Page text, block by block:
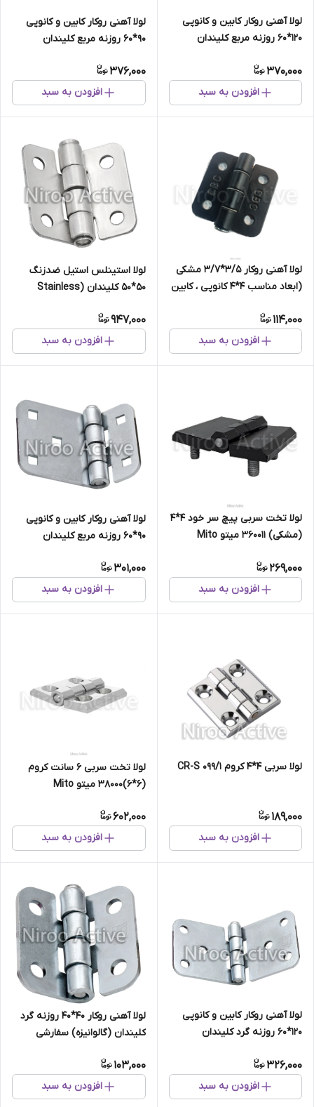
لولا آهنی روکار کابین و کانوپی
۱۲۰*۶۰ روزنه مربع کلیندان
370,000
افزودن به سبد
لولا آهنی روکار کابین و کانوپی
۹۰*۶۰ روزنه مربع کلیندان
376,000
افزودن به سبد
لولا آهنی روکار 3/5*3/7 مشکی
(ابعاد مناسب 4*4 کانوپی ، کابین
114,000
افزودن به سبد
لولا استینلس استیل ضدزنگ
۵۰*۵۰ کلیندان (Stainless
947,000
افزودن به سبد
لولا تخت سربی پیچ سر خود ۴*۴
(مشکی) ۳۶۰۰۱۱ میتو Mito
269,000
افزودن به سبد
لولا آهنی روکار کابین و کانوپی
۹۰*۶۰ روزنه مربع کلیندان
301,000
افزودن به سبد
لولا سربی ۴*۴ کروم ۰۹۹/۱ CR-S
189,000
افزودن به سبد
لولا تخت سربی ۶ سانت کروم
(۶*۶)۳۸۰۰۰ میتو Mito
602,000
افزودن به سبد
لولا آهنی روکار کابین و کانوپی
۱۲۰*۶۰ روزنه گرد کلیندان
326,000
افزودن به سبد
لولا آهنی روکار ۴۰*۴۰ روزنه گرد
کلیندان (گالوانیزه) سفارشی
103,000
افزودن به سبد